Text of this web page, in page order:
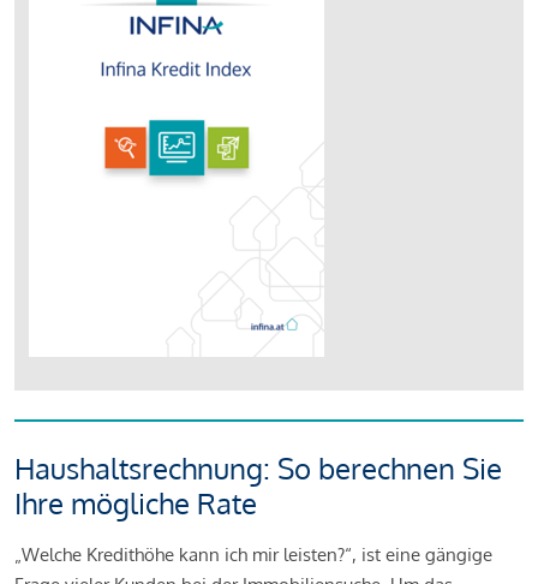
Haushaltsrechnung: So berechnen Sie
Ihre mögliche Rate
„Welche Kredithöhe kann ich mir leisten?“, ist eine gängige